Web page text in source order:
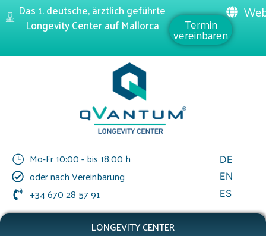
Das 1. deutsche, ärztlich geführte
Longevity Center auf Mallorca
Termin
vereinbaren
Mo-Fr 10:00 - bis 18:00 h
oder nach Vereinbarung
+34 670 28 57 91
DE
EN
ES
LONGEVITY CENTER